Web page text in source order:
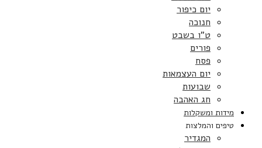
יום כיפור
חנוכה
ט”ו בשבט
פורים
פסח
יום העצמאות
שבועות
חג האהבה
מידות ומשקלות
טיפים והמלצות
המגדיר